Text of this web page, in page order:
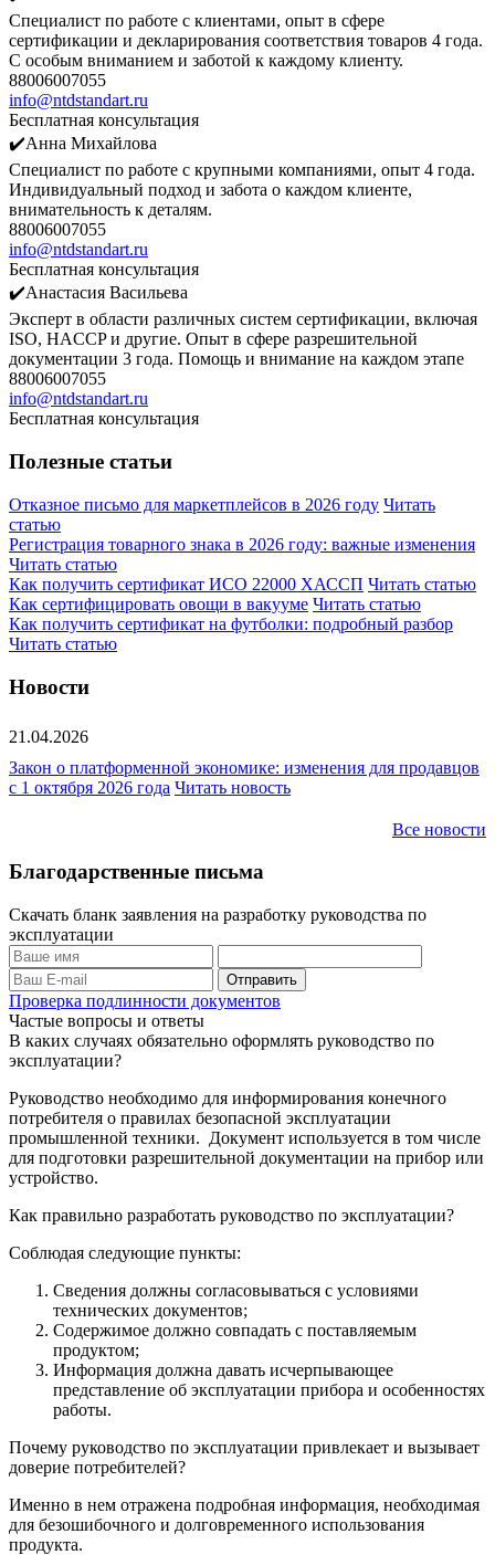
Специалист по работе с клиентами, опыт в сфере
сертификации и декларирования соответствия товаров 4 года.
С особым вниманием и заботой к каждому клиенту.
88006007055
info@ntdstandart.ru
Бесплатная консультация
✔️Анна Михайлова
Специалист по работе с крупными компаниями, опыт 4 года.
Индивидуальный подход и забота о каждом клиенте,
внимательность к деталям.
88006007055
info@ntdstandart.ru
Бесплатная консультация
✔️Анастасия Васильева
Эксперт в области различных систем сертификации, включая
ISO, HACCP и другие. Опыт в сфере разрешительной
документации 3 года. Помощь и внимание на каждом этапе
88006007055
info@ntdstandart.ru
Бесплатная консультация
Полезные статьи
Отказное письмо для маркетплейсов в 2026 году Читать
статью
Регистрация товарного знака в 2026 году: важные изменения
Читать статью
Как получить сертификат ИСО 22000 ХАССП Читать статью
Как сертифицировать овощи в вакууме Читать статью
Как получить сертификат на футболки: подробный разбор
Читать статью
Новости
21.04.2026
Закон о платформенной экономике: изменения для продавцов
с 1 октября 2026 года Читать новость
Все новости
Благодарственные письма
Скачать бланк заявления на разработку руководства по
эксплуатации
Проверка подлинности документов
Частые вопросы и ответы
В каких случаях обязательно оформлять руководство по
эксплуатации?
Руководство необходимо для информирования конечного
потребителя о правилах безопасной эксплуатации
промышленной техники. Документ используется в том числе
для подготовки разрешительной документации на прибор или
устройство.
Как правильно разработать руководство по эксплуатации?
Соблюдая следующие пункты:
Сведения должны согласовываться с условиями
технических документов;
Содержимое должно совпадать с поставляемым
продуктом;
Информация должна давать исчерпывающее
представление об эксплуатации прибора и особенностях
работы.
Почему руководство по эксплуатации привлекает и вызывает
доверие потребителей?
Именно в нем отражена подробная информация, необходимая
для безошибочного и долговременного использования
продукта.